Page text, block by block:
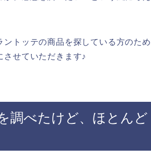
トッテの商品を探している方のため
させていただきます♪
調べたけど、ほとんど